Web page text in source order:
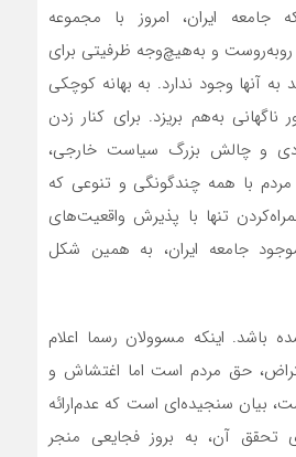
ایران، امروز با مجموعه
و به‌‌‌‌‌‌هیچ‌‌‌‌‌‌وجه ظرفیتی برای
آنها وجود ندارد. به بهانه کوچکی
به‌هم بریزد. برای کنار زدن
و چالش بزرگ سیاست خارجی،
مردم با همه چندگونگی و تنوعی که
تنها با پذیرش واقعیت‌‌‌‌‌‌های
جامعه ایران، به همین شکل
باشد. اینکه مسوولان رسما اعلام
حق مردم است اما اغتشاش و
بیان سنجیده‌‌‌‌‌‌ای است که عدم‌ارائه
تحقق آن، به بروز فجایعی منجر